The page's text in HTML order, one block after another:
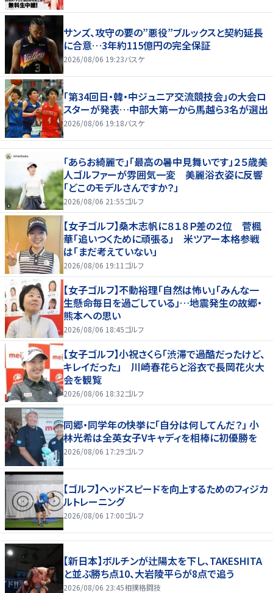
サンズ、攻守の要の”悪役”ブルックスと契約延長
に合意…3年約115億円の完全保証
2026/08/06 19:23バスケ
「第34回日・韓・中ジュニア交流競技会」の大会ロ
スターが発表…中部大第一から馬越ら3名が選出
2026/08/06 19:18バスケ
「あらお綺麗で」「最高の暑中見舞いです」２５歳美
人ゴルファーが雰囲気一変 美麗浴衣姿に反響
「どこのモデルさんですか？」
2026/08/06 21:55ゴルフ
【女子ゴルフ】桑木志帆に８１８Ｐ差の２位 菅楓
華「追いつくために頑張る」 米ツアー本格参戦
は「まだ考えていない」
2026/08/06 19:11 ゴルフ
【女子ゴルフ】不動裕理「自然は怖い」「みんな一
生懸命毎日を過ごしている」…地震発生の故郷・
熊本への思い
2026/08/06 18:45ゴルフ
【女子ゴルフ】小祝さくら「渋滞で過酷だったけど、
キレイだった」 川崎春花らと浴衣で長岡花火大
会を観覧
2026/08/06 18:32ゴルフ
同郷・同学年の快挙に「自分は何してんだ？」 小
林光希は全英女子Vキャディを相棒に初優勝を
2026/08/06 17:29ゴルフ
【ゴルフ】ヘッドスピードを向上するためのフィジカ
ルトレーニング
2026/08/06 17:00ゴルフ
【新日本】ボルチンが辻陽太を下し、TAKESHITA
と並ぶ勝ち点10、大岩陵平らが8点で追う
2026/08/06 23:45相撲格闘技